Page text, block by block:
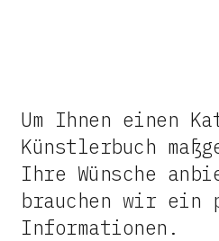
Um Ihnen einen
Künstlerbuch
Ihre Wünsche
brauchen wir ein
Informationen.